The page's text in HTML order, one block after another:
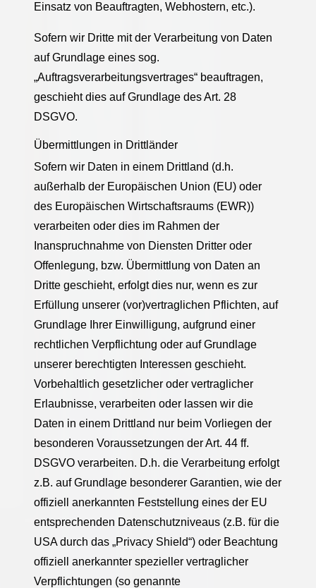
Einsatz von Beauftragten, Webhostern, etc.).
Sofern wir Dritte mit der Verarbeitung von Daten
auf Grundlage eines sog.
„Auftragsverarbeitungsvertrages“ beauftragen,
geschieht dies auf Grundlage des Art. 28
DSGVO.
Übermittlungen in Drittländer
Sofern wir Daten in einem Drittland (d.h.
außerhalb der Europäischen Union (EU) oder
des Europäischen Wirtschaftsraums (EWR))
verarbeiten oder dies im Rahmen der
Inanspruchnahme von Diensten Dritter oder
Offenlegung, bzw. Übermittlung von Daten an
Dritte geschieht, erfolgt dies nur, wenn es zur
Erfüllung unserer (vor)vertraglichen Pflichten, auf
Grundlage Ihrer Einwilligung, aufgrund einer
rechtlichen Verpflichtung oder auf Grundlage
unserer berechtigten Interessen geschieht.
Vorbehaltlich gesetzlicher oder vertraglicher
Erlaubnisse, verarbeiten oder lassen wir die
Daten in einem Drittland nur beim Vorliegen der
besonderen Voraussetzungen der Art. 44 ff.
DSGVO verarbeiten. D.h. die Verarbeitung erfolgt
z.B. auf Grundlage besonderer Garantien, wie der
offiziell anerkannten Feststellung eines der EU
entsprechenden Datenschutzniveaus (z.B. für die
USA durch das „Privacy Shield“) oder Beachtung
offiziell anerkannter spezieller vertraglicher
Verpflichtungen (so genannte